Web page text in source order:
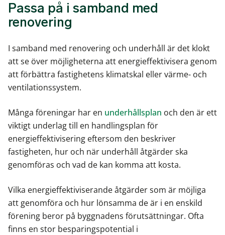
Passa på i samband med
renovering
I samband med renovering och underhåll är det klokt
att se över möjligheterna att energieffektivisera genom
att förbättra fastighetens klimatskal eller värme- och
ventilationssystem.
Många föreningar har en underhållsplan och den är ett
viktigt underlag till en handlingsplan för
energieffektivisering eftersom den beskriver
fastigheten, hur och när underhåll åtgärder ska
genomföras och vad de kan komma att kosta.
Vilka energieffektiviserande åtgärder som är möjliga
att genomföra och hur lönsamma de är i en enskild
förening beror på byggnadens förutsättningar. Ofta
finns en stor besparingspotential i